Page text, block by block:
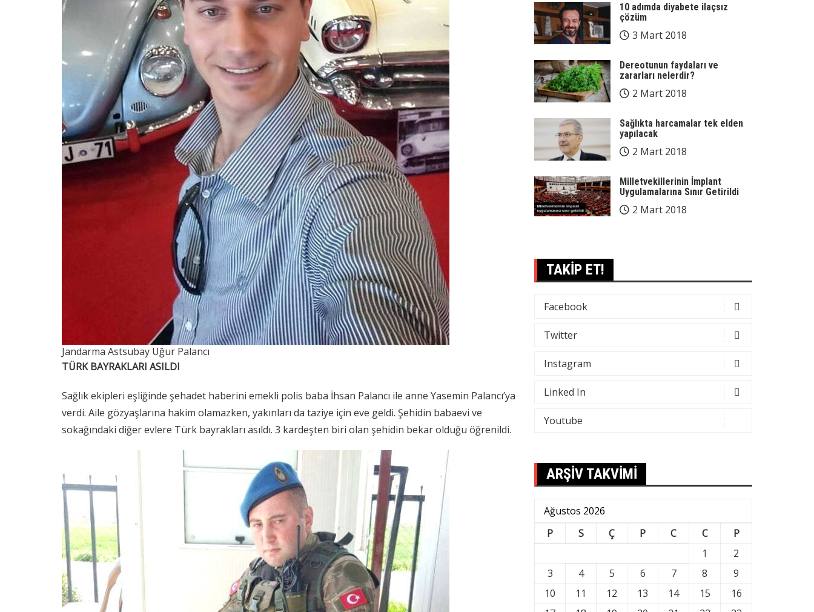
Jandarma Astsubay Uğur Palancı
TÜRK BAYRAKLARI ASILDI
Sağlık ekipleri eşliğinde şehadet haberini emekli polis baba İhsan Palancı ile anne Yasemin Palancı’ya
verdi. Aile gözyaşlarına hakim olamazken, yakınları da taziye için eve geldi. Şehidin babaevi ve
sokağındaki diğer evlere Türk bayrakları asıldı. 3 kardeşten biri olan şehidin bekar olduğu öğrenildi.
10 adımda diyabete ilaçsız
çözüm
3 Mart 2018
Dereotunun faydaları ve
zararları nelerdir?
2 Mart 2018
Sağlıkta harcamalar tek elden
yapılacak
2 Mart 2018
Milletvekillerinin İmplant
Uygulamalarına Sınır Getirildi
2 Mart 2018
TAKİP ET!
Facebook
Twitter
Instagram
Linked In
Youtube
ARŞİV TAKVİMİ
Ağustos 2026
P
S Ç P C C
P
1
2
3
4 5 6 7 8
9
10
11 12 13 14 15
16